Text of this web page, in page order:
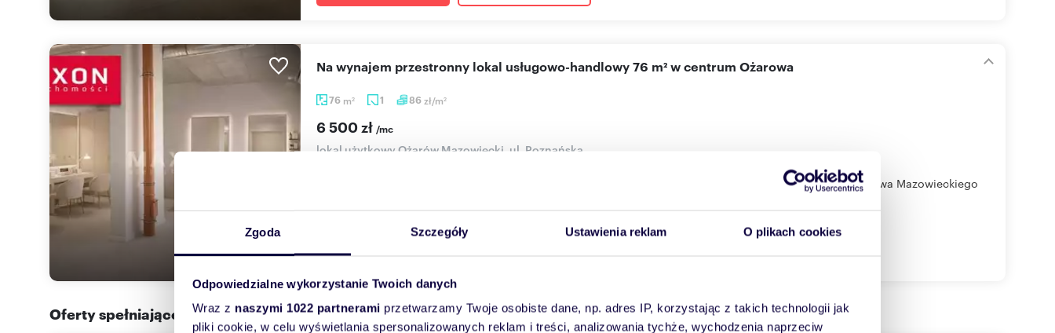
Zgoda Szczegóły Ustawienia reklam O plikach cookies
Odpowiedzialne wykorzystanie Twoich danych
Wraz z naszymi 1022 partnerami przetwarzamy Twoje osobiste dane, np. adres IP, korzystając z takich technologii jak
pliki cookie, w celu wyświetlania spersonalizowanych reklam i treści, analizowania tychże, wychodzenia naprzeciw
76 m2 1 86zł/m2
Na wynajem przestronny lokal usługowo-handlowy 76 m² w centrum Ożarowa
6 500 zł /mc
lokal użytkowy Ożarów Mazowiecki, ul. Poznańska
Oferujemy na wynajem lokal usługowo-handlowy o powierzchni 76 mkw., zlokalizowany w centrum Ożarowa Mazowieckiego
Oferty spełniające Twoje kryteria w promieniu15 km(zobacz wszystkie)